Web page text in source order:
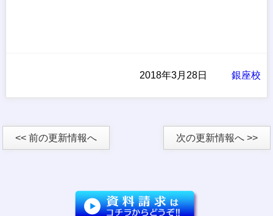
銀座校
2018年3月28日
<< 前の更新情報へ 次の更新情報へ >>